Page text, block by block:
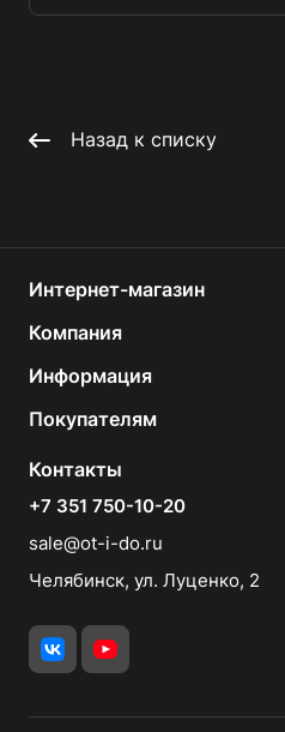
Назад к списку
Интернет-магазин
Компания
Информация
Покупателям
Контакты
+7 351 750-10-20
sale@ot-i-do.ru
Челябинск, ул. Луценко, 2